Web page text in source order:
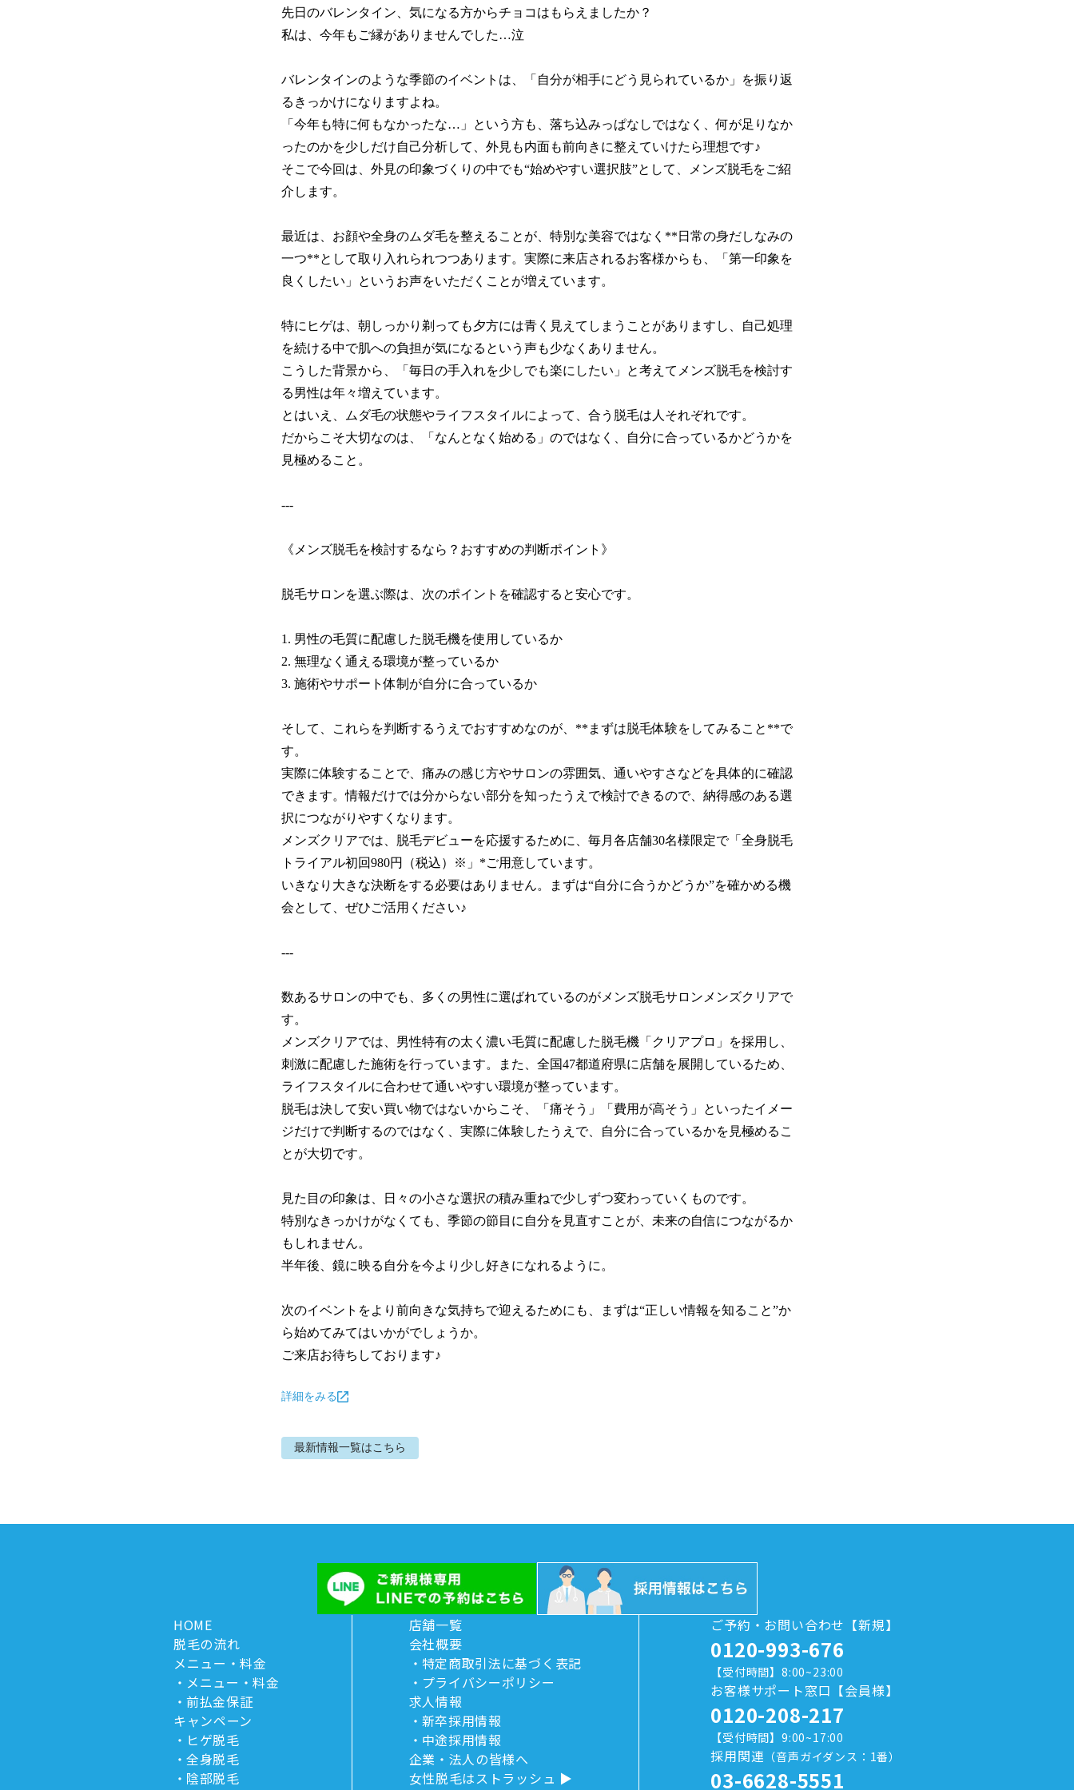
先日のバレンタイン、気になる方からチョコはもらえましたか？
私は、今年もご縁がありませんでした…泣
バレンタインのような季節のイベントは、「自分が相手にどう見られているか」を振り返
るきっかけになりますよね。
「今年も特に何もなかったな…」という方も、落ち込みっぱなしではなく、何が足りなか
ったのかを少しだけ自己分析して、外見も内面も前向きに整えていけたら理想です♪
そこで今回は、外見の印象づくりの中でも“始めやすい選択肢”として、メンズ脱毛をご紹
介します。
最近は、お顔や全身のムダ毛を整えることが、特別な美容ではなく**日常の身だしなみの
一つ**として取り入れられつつあります。実際に来店されるお客様からも、「第一印象を
良くしたい」というお声をいただくことが増えています。
特にヒゲは、朝しっかり剃っても夕方には青く見えてしまうことがありますし、自己処理
を続ける中で肌への負担が気になるという声も少なくありません。
こうした背景から、「毎日の手入れを少しでも楽にしたい」と考えてメンズ脱毛を検討す
る男性は年々増えています。
とはいえ、ムダ毛の状態やライフスタイルによって、合う脱毛は人それぞれです。
だからこそ大切なのは、「なんとなく始める」のではなく、自分に合っているかどうかを
見極めること。
---
《メンズ脱毛を検討するなら？おすすめの判断ポイント》
脱毛サロンを選ぶ際は、次のポイントを確認すると安心です。
1. 男性の毛質に配慮した脱毛機を使用しているか
2. 無理なく通える環境が整っているか
3. 施術やサポート体制が自分に合っているか
そして、これらを判断するうえでおすすめなのが、**まずは脱毛体験をしてみること**で
す。
実際に体験することで、痛みの感じ方やサロンの雰囲気、通いやすさなどを具体的に確認
できます。情報だけでは分からない部分を知ったうえで検討できるので、納得感のある選
択につながりやすくなります。
メンズクリアでは、脱毛デビューを応援するために、毎月各店舗30名様限定で「全身脱毛
トライアル初回980円（税込）※」*ご用意しています。
いきなり大きな決断をする必要はありません。まずは“自分に合うかどうか”を確かめる機
会として、ぜひご活用ください♪
---
数あるサロンの中でも、多くの男性に選ばれているのがメンズ脱毛サロンメンズクリアで
す。
メンズクリアでは、男性特有の太く濃い毛質に配慮した脱毛機「クリアプロ」を採用し、
刺激に配慮した施術を行っています。また、全国47都道府県に店舗を展開しているため、
ライフスタイルに合わせて通いやすい環境が整っています。
脱毛は決して安い買い物ではないからこそ、「痛そう」「費用が高そう」といったイメー
ジだけで判断するのではなく、実際に体験したうえで、自分に合っているかを見極めるこ
とが大切です。
見た目の印象は、日々の小さな選択の積み重ねで少しずつ変わっていくものです。
特別なきっかけがなくても、季節の節目に自分を見直すことが、未来の自信につながるか
もしれません。
半年後、鏡に映る自分を今より少し好きになれるように。
次のイベントをより前向きな気持ちで迎えるためにも、まずは“正しい情報を知ること”か
ら始めてみてはいかがでしょうか。
ご来店お待ちしております♪
詳細をみる
最新情報一覧はこちら
HOME
脱毛の流れ
メニュー・料金
メニュー・料金
前払金保証
キャンペーン
ヒゲ脱毛
全身脱毛
陰部脱毛
店舗一覧
会社概要
特定商取引法に基づく表記
プライバシーポリシー
求人情報
新卒採用情報
中途採用情報
企業・法人の皆様へ
女性脱毛はストラッシュ
ご予約・お問い合わせ【新規】
0120-993-676
【受付時間】8:00~23:00
お客様サポート窓口【会員様】
0120-208-217
【受付時間】9:00~17:00
採用関連 （音声ガイダンス：1番）
03-6628-5551